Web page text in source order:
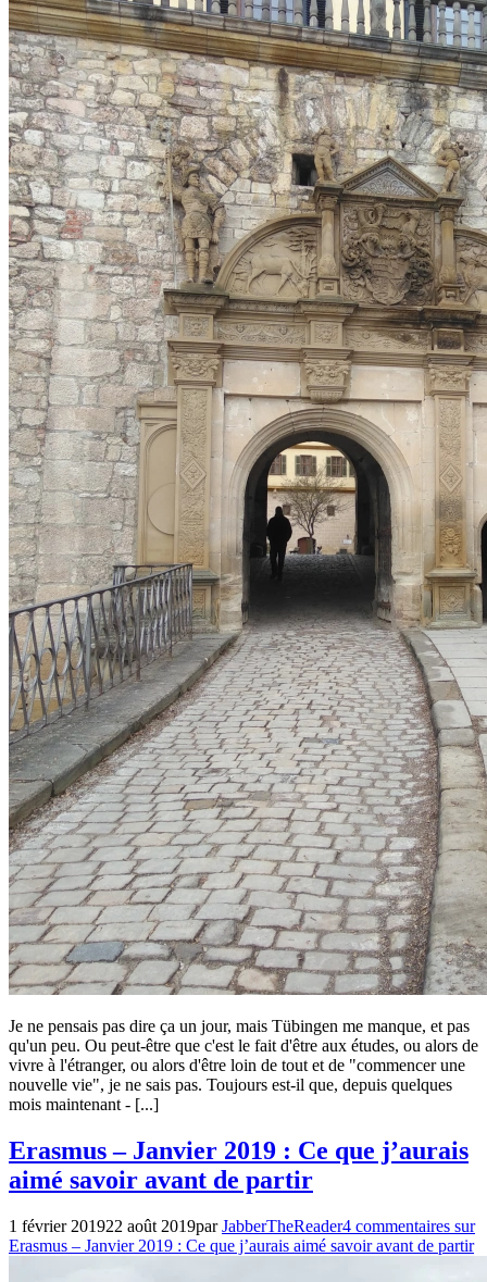
Je ne pensais pas dire ça un jour, mais Tübingen me manque, et pas
qu'un peu. Ou peut-être que c'est le fait d'être aux études, ou alors de
vivre à l'étranger, ou alors d'être loin de tout et de "commencer une
nouvelle vie", je ne sais pas. Toujours est-il que, depuis quelques
mois maintenant - [...]
Non
classé,
Voyages
Erasmus – Janvier 2019 : Ce que j’aurais
aimé savoir avant de partir
1 février 201922 août 2019parJabberTheReader4 commentaires sur
Erasmus – Janvier 2019 : Ce que j’aurais aimé savoir avant de partir